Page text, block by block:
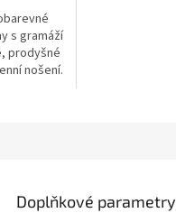
s gramáží
prodyšné
nošení.
Doplňkové parametry